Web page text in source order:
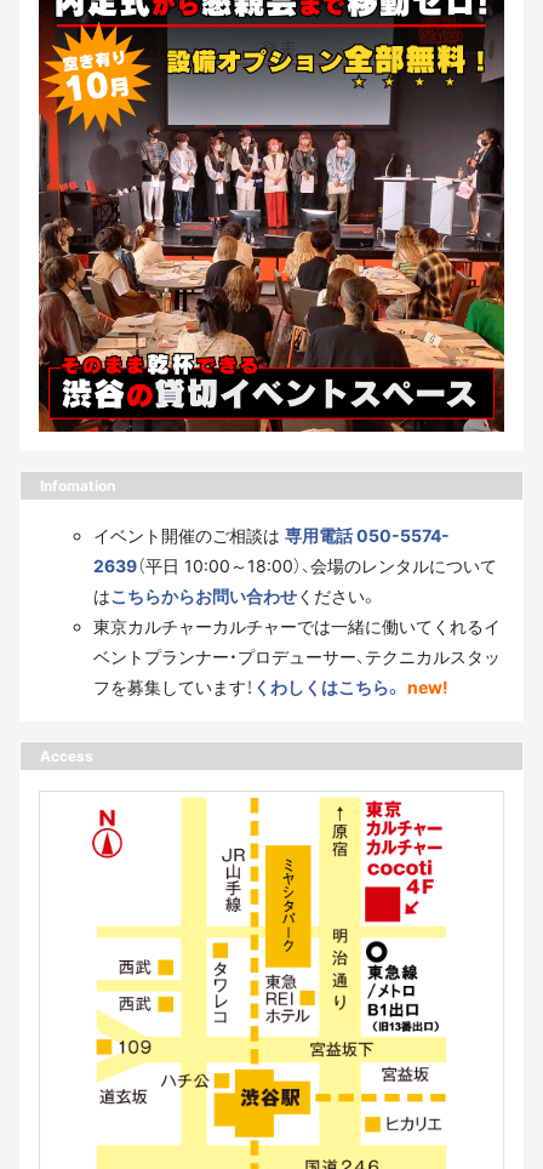
Infomation
イベント開催のご相談は 専用電話 050-5574-
2639（平日 10:00～18:00）、会場のレンタルについて
はこちらからお問い合わせください。
東京カルチャーカルチャーでは一緒に働いてくれるイ
ベントプランナー・プロデューサー、テクニカルスタッ
フを募集しています！ くわしくはこちら。 new!
Access